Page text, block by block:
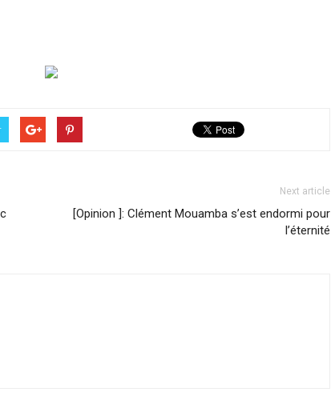
Next article
[Opinion ]: Clément Mouamba s’est endormi pour
l’éternité